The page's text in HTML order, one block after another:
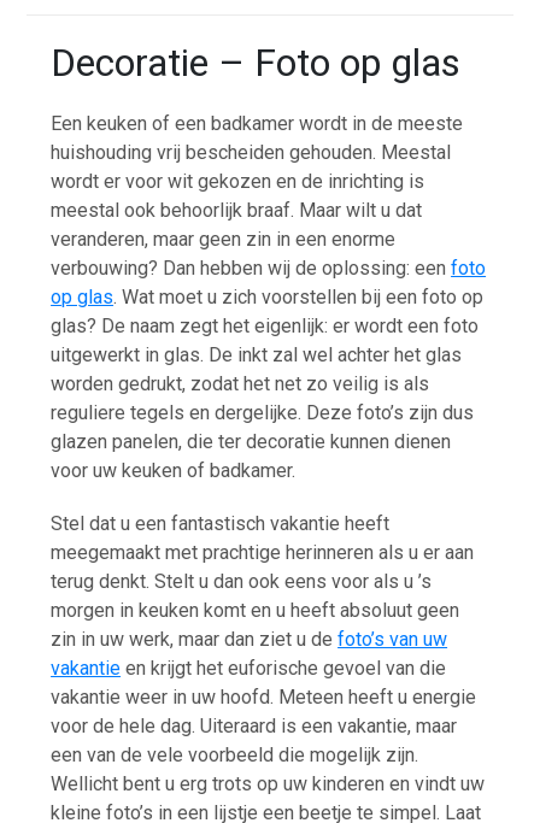
Decoratie – Foto op glas
Een keuken of een badkamer wordt in de meeste
huishouding vrij bescheiden gehouden. Meestal
wordt er voor wit gekozen en de inrichting is
meestal ook behoorlijk braaf. Maar wilt u dat
veranderen, maar geen zin in een enorme
verbouwing? Dan hebben wij de oplossing: eenfoto
op glas. Wat moet u zich voorstellen bij een foto op
glas? De naam zegt het eigenlijk: er wordt een foto
uitgewerkt in glas. De inkt zal wel achter het glas
worden gedrukt, zodat het net zo veilig is als
reguliere tegels en dergelijke. Deze foto’s zijn dus
glazen panelen, die ter decoratie kunnen dienen
voor uw keuken of badkamer.
Stel dat u een fantastisch vakantie heeft
meegemaakt met prachtige herinneren als u er aan
terug denkt. Stelt u dan ook eens voor als u ’s
morgen in keuken komt en u heeft absoluut geen
zin in uw werk, maar dan ziet u defoto’s van uw
vakantie en krijgt het euforische gevoel van die
vakantie weer in uw hoofd. Meteen heeft u energie
voor de hele dag. Uiteraard is een vakantie, maar
een van de vele voorbeeld die mogelijk zijn.
Wellicht bent u erg trots op uw kinderen en vindt uw
kleine foto’s in een lijstje een beetje te simpel. Laat